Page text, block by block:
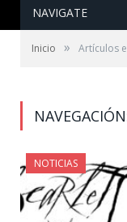
NAVIGATE
Inicio » Artículos
NOTICIAS